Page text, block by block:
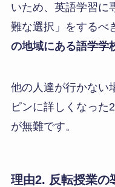
いため、英語学習に
難な選択」をするべ
の地域にある語学学
他の人達が行かない
ピンに詳しくなった
が無難です。
理由2. 反転授業の